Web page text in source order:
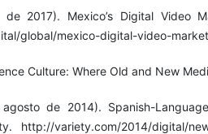
2017). Mexico’s Digital Video
global/mexico-digital-video-
Culture: Where Old and New
de 2014). Spanish-
http://variety.com/2014/digital/